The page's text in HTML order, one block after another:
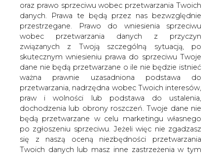
oraz prawo sprzeciwu wobec przetwarzania Twoich
danych. Prawa te będą przez nas bezwzględnie
przestrzegane. Prawo do wniesienia sprzeciwu
wobec przetwarzania danych z przyczyn
związanych z Twoją szczególną sytuacją, po
skutecznym wniesieniu prawa do sprzeciwu Twoje
dane nie będą przetwarzane o ile nie będzie istnieć
ważna prawnie uzasadniona podstawa do
przetwarzania, nadrzędna wobec Twoich interesów,
praw i wolności lub podstawa do ustalenia,
dochodzenia lub obrony roszczeń. Twoje dane nie
będą przetwarzane w celu marketingu własnego
po zgłoszeniu sprzeciwu. Jeżeli więc nie zgadzasz
się z naszą oceną niezbędności przetwarzania
Twoich danych lub masz inne zastrzeżenia w tym
Wbrew oczekiwaniom zarządu
Międzynarodowych Targów
Katowickich, organizatora bloku trzech
imprez, który spodziewał się 10 tys.
odwiedzających, X Międzynarodowe
Targi Elektroenergetyki,
Elektrotechniki, Elektroniki i
Telekomunikacji Eltarg, XV Targi
Oprogramowania i Sprzętu
Komputerowego dla Gospodarki Sof-
targ Professional oraz Międzynarodowe
Targi Narzędzi i Obrabiarek Toolexpo
zobaczyło około 8,5 tys. osób.